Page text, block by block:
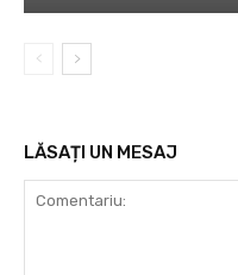
LĂSAȚI UN MESAJ